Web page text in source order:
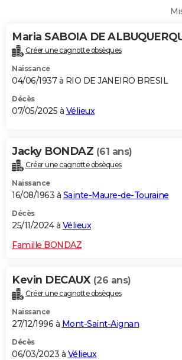
Alimentation
Guide de la santé
Maladies
Médicaments
Sommeil
VOYAGE
Destinations
City break
Voyage nature
Voyage de noces
Forum
Climat
+PHOTO
GUIDES D'ACHAT
CARTE DE VOEUX
Carte de Noël
Carte Bonne année
Carte Saint-Valentin
Carte Pâques
Carte d'anniversaire
DICTIONNAIRE
Dictionnaire
Biographies
Citations
Expressions
Proverbes
PROGRAMME TV
COPAINS D'AVANT
S'inscrire
Se connecter
Lycées
Collèges
Primaires
Universités
Entreprises
Service militaire
Avis de recherche
AVIS DE DÉCÈS
Bricolage
Lifestyle
Culture
Sport
Auto
Television
Voyage
Cinema
Maria SABOIA DE
Créer une cagnotte obsèques
Naissance
04/06/1937 à RIO DE JANEIRO BRESIL
Décès
07/05/2025 à Vélieux
Jacky BONDAZ (61 ans)
Créer une cagnotte obsèques
Naissance
16/08/1963 à Sainte-Maure-de-Touraine
Décès
25/11/2024 à Vélieux
Famille BONDAZ
Kevin DECAUX (26 ans)
Créer une cagnotte obsèques
Naissance
27/12/1996 à Mont-Saint-Aignan
Décès
06/03/2023 à Vélieux